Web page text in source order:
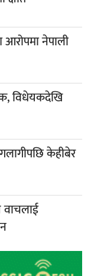
आरोपमा नेपाली
विधेयकदेखि
केहीबेर
वाचलाई